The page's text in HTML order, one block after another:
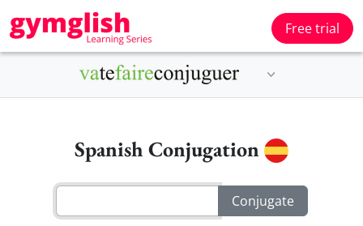
Free trial
Spanish Conjugation